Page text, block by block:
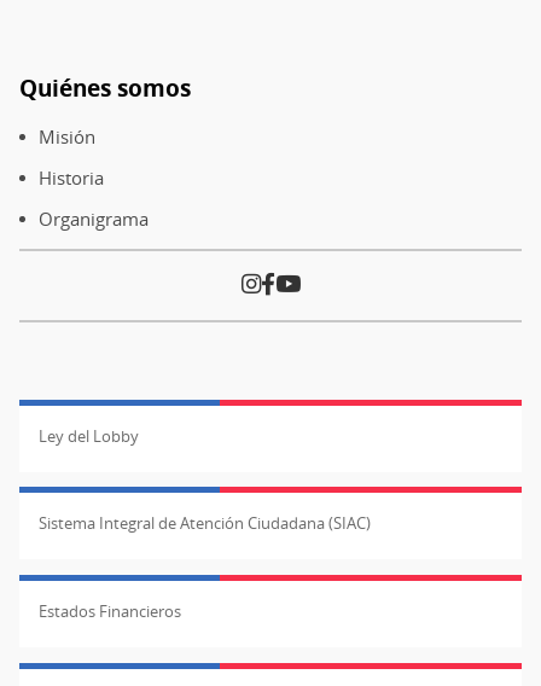
Pie
de
página
Quiénes somos
Misión
Historia
Organigrama
Ley del Lobby
Sistema Integral de Atención Ciudadana (SIAC)
Estados Financieros